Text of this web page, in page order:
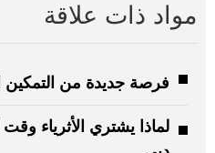
مواد ذات علاقة
فرصة جديدة من التمكين
لماذا يشتري الأثرياء